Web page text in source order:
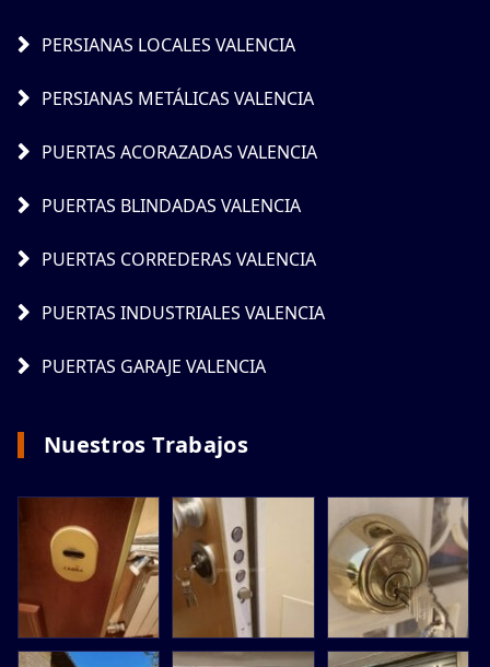
PERSIANAS LOCALES VALENCIA
PERSIANAS METÁLICAS VALENCIA
PUERTAS ACORAZADAS VALENCIA
PUERTAS BLINDADAS VALENCIA
PUERTAS CORREDERAS VALENCIA
PUERTAS INDUSTRIALES VALENCIA
PUERTAS GARAJE VALENCIA
Nuestros Trabajos